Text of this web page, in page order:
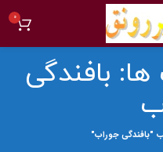
0
بافندگی
"بافندگی جوراب"